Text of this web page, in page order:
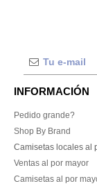
INFORMACIÓN
Pedido grande?
Shop By Brand
Camisetas locales al
Ventas al por mayor
Camisetas al por